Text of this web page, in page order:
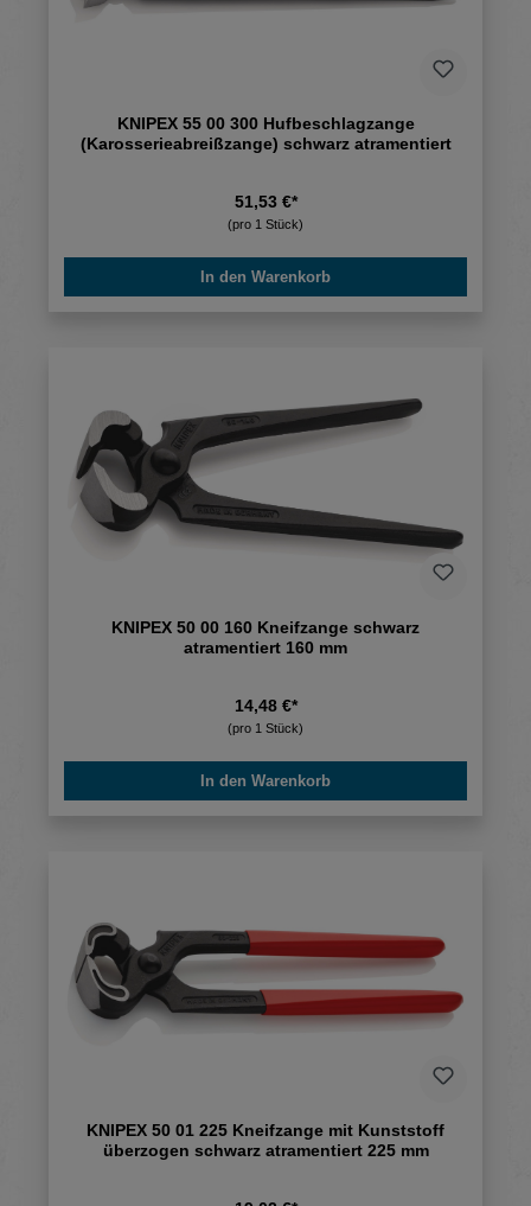
KNIPEX 55 00 300 Hufbeschlagzange
(Karosserieabreißzange) schwarz atramentiert
51,53 €*
(pro 1 Stück)
In den Warenkorb
KNIPEX 50 00 160 Kneifzange schwarz
atramentiert 160 mm
14,48 €*
(pro 1 Stück)
In den Warenkorb
KNIPEX 50 01 225 Kneifzange mit Kunststoff
überzogen schwarz atramentiert 225 mm